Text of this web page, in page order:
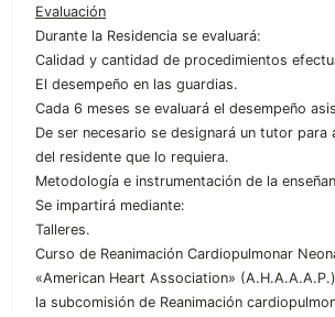
Evaluación
Durante la Residencia se evaluará:
Calidad y cantidad de procedimientos
El desempeño en las guardias.
Cada 6 meses se evaluará el desempeño
De ser necesario se designará un tutor para
del residente que lo requiera.
Metodología e instrumentación de la
Se impartirá mediante:
Talleres.
Curso de Reanimación Cardiopulmonar
«American Heart Association»
la subcomisión de Reanimación